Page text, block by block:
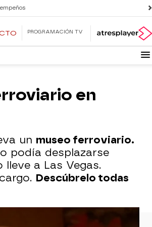
PROGRAMACIÓN TV
en
un museo ferroviario.
podía desplazarse
a Las Vegas.
Descúbrelo todas